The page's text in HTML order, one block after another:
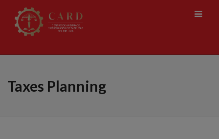
Taxes Planning